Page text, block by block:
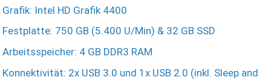
Grafik: Intel HD Grafik 4400
Festplatte: 750 GB (5.400 U/Min) & 32 GB SSD
Arbeitsspeicher: 4 GB DDR3 RAM
Konnektivität: 2x USB 3.0 und 1x USB 2.0 (inkl. Sleep and